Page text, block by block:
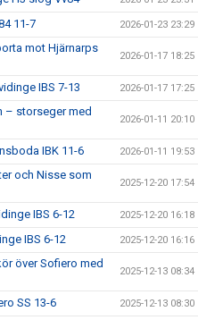
11-7 2026-01-23 23:29
mot Hjärnarps
2026-01-17 18:25
IBS 7-13 2026-01-17 17:25
– storseger med
2026-01-11 20:10
IBK 11-6 2026-01-11 19:53
och Nisse som
2025-12-20 17:54
IBS 6-12 2025-12-20 16:18
IBS 6-12 2025-12-20 16:16
över Sofiero med
2025-12-13 08:34
SS 13-6 2025-12-13 08:30